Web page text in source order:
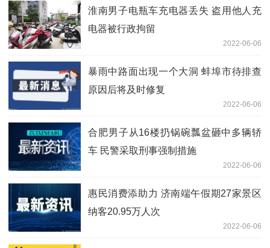
淮南男子电瓶车充电器丢失 盗用他人充
电器被行政拘留
2022-06-06
暴雨中路面出现一个大洞 蚌埠市待排查
原因后将及时修复
2022-06-06
合肥男子从16楼扔锅碗瓢盆砸中多辆轿
车 民警采取刑事强制措施
2022-06-06
惠民消费添助力 济南端午假期27家景区
纳客20.95万人次
2022-06-06